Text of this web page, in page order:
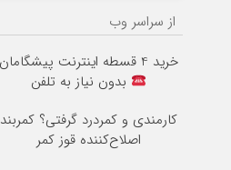
از سراسر وب
خرید 4 قسطه اینترنت پیشگامان
بدون نیاز به تلفن
کارمندی و کمردرد گرفتی؟ کمربند
اصلاح‌کننده قوز کمر